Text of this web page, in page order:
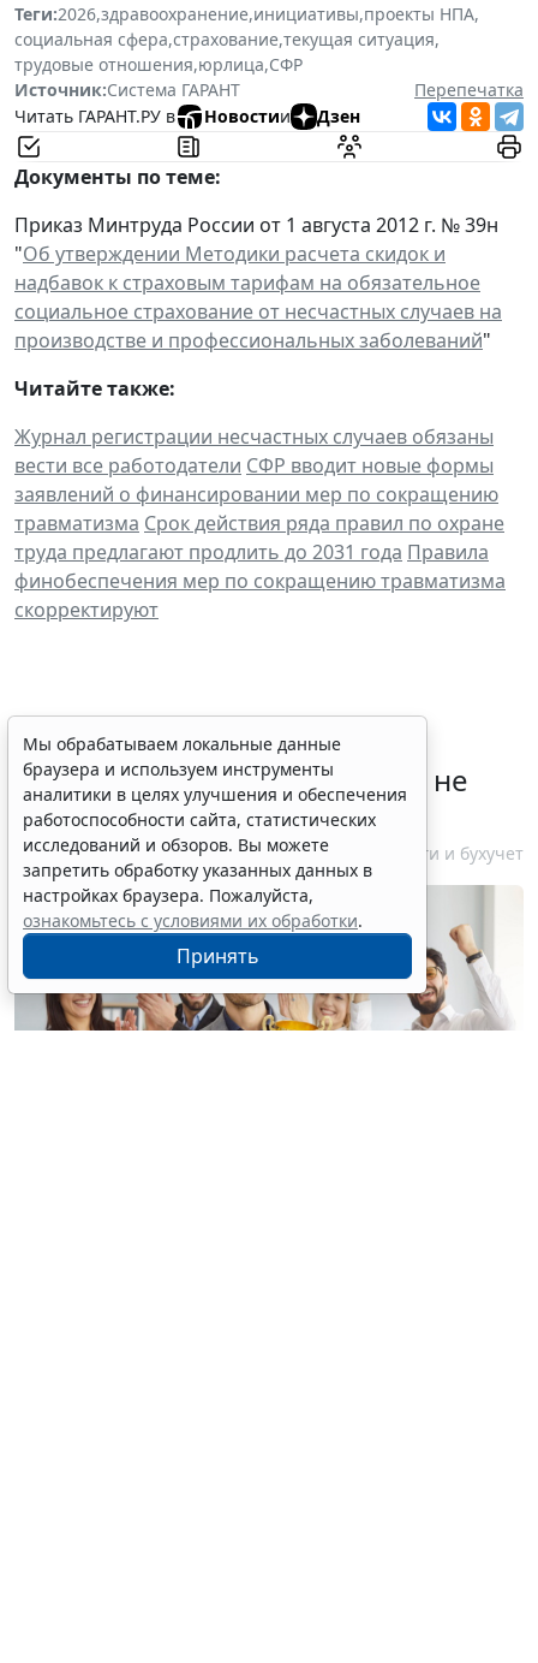
Теги:2026,здравоохранение,инициативы,проекты НПА,
социальная сфера,страхование,текущая ситуация,
трудовые отношения,юрлица,СФР
Источник:Система ГАРАНТ
Перепечатка
Читать ГАРАНТ.РУ в
Новостии Дзен
Документы по теме:
Приказ Минтруда России от 1 августа 2012 г. № 39н
"Об утверждении Методики расчета скидок и
надбавок к страховым тарифам на обязательное
социальное страхование от несчастных случаев на
производстве и профессиональных заболеваний"
Читайте также:
Журнал регистрации несчастных случаев обязаны
вести все работодатели СФР вводит новые формы
заявлений о финансировании мер по сокращению
травматизма Срок действия ряда правил по охране
труда предлагают продлить до 2031 года Правила
финобеспечения мер по сокращению травматизма
скорректируют
Лауреаты премии в области
будущих технологий "Вызов" не
будут уплачивать НДФЛ
10 августа 2026 15:12 Налоги и бухучет
Мы обрабатываем локальные данные
браузера и используем инструменты
аналитики в целях улучшения и обеспечения
работоспособности сайта, статистических
исследований и обзоров. Вы можете
запретить обработку указанных данных в
настройках браузера. Пожалуйста,
ознакомьтесь с условиями их обработки.
Принять